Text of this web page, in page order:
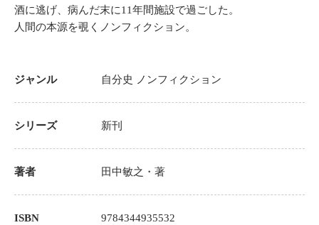
酒に逃げ、病んだ末に11年間施設で過ごした。
人間の本源を覗くノンフィクション。
ジャンル 自分史 ノンフィクション
シリーズ 新刊
著者 田中敏之 ・著
ISBN 9784344935532